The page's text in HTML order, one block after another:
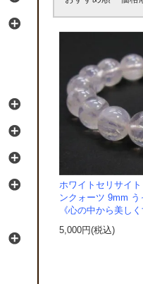
ホワイトセリサイ
ンクォーツ 9mm う
《心の中から美しく
5,000円(税込)